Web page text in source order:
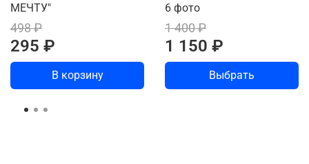
МЕЧТУ"
498 ₽
295 ₽
В корзину
6 фото
1 400 ₽
1 150 ₽
Выбрать